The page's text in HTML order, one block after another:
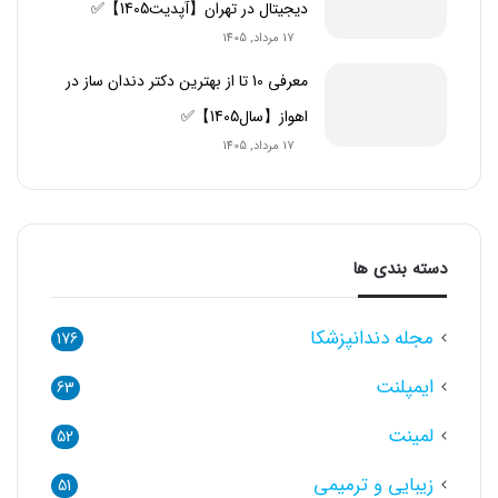
دیجیتال در تهران【آپدیت1405】✅
17 مرداد, 1405
معرفی 10 تا از بهترین دکتر دندان ساز در
اهواز【سال1405】✅
17 مرداد, 1405
دسته بندی ها
مجله دندانپزشکا 176
ایمپلنت 63
لمینت 52
زیبایی و ترمیمی 51